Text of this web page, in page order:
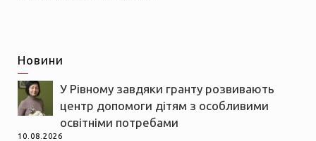
Новини
У Рівному завдяки гранту розвивають
центр допомоги дітям з особливими
освітніми потребами
10.08.2026